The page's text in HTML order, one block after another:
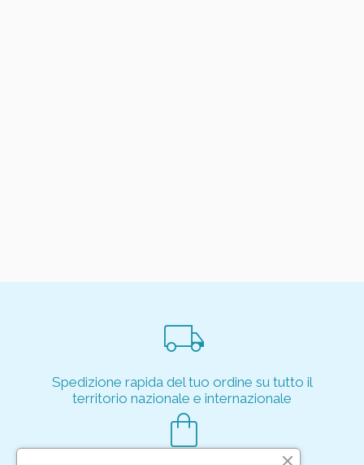
local_shipping
Spedizione rapida del tuo ordine su tutto il
territorio nazionale e internazionale
shopping_bag